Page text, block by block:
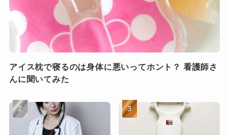
アイス枕で寝るのは身体に悪いってホント？ 看護師さ
んに聞いてみた